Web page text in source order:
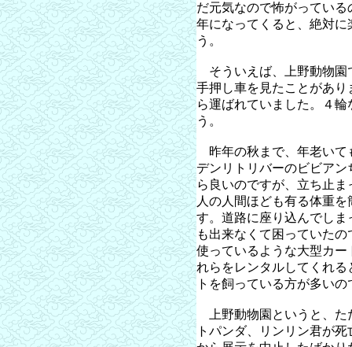
だ元気なので怖がってい
年になってくると、絶対
う。
そういえば、上野動物園
手押し車を見たことがあ
ら運ばれていました。４
う。
昨年の秋まで、年老いて
デンリトリバーのビビア
ら良いのですが、立ち止
人の人間ほども有る体重
す。道路に座り込んでし
も出来なくて困っていた
使っているような大型カ
れらをレンタルしてくれ
トを飼っている方が多いの
上野動物園というと、た
トパンダ、リンリン君が